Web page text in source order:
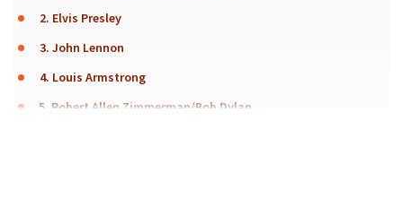
2. Elvis Presley
3. John Lennon
4. Louis Armstrong
5. Robert Allen Zimmerman/Bob Dylan